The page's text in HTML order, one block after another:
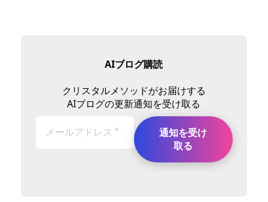
AIブログ購読
クリスタルメソッドがお届けする
AIブログの更新通知を受け取る